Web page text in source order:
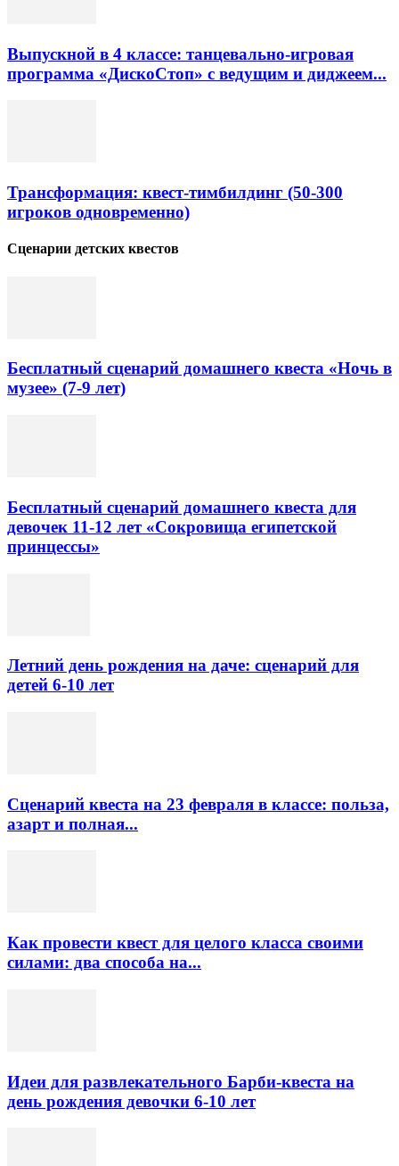
Выпускной в 4 классе: танцевально-игровая
программа «ДискоСтоп» с ведущим и диджеем...
Трансформация: квест-тимбилдинг (50-300
игроков одновременно)
Сценарии детских квестов
Бесплатный сценарий домашнего квеста «Ночь в
музее» (7-9 лет)
Бесплатный сценарий домашнего квеста для
девочек 11-12 лет «Сокровища египетской
принцессы»
Летний день рождения на даче: сценарий для
детей 6-10 лет
Сценарий квеста на 23 февраля в классе: польза,
азарт и полная...
Как провести квест для целого класса своими
силами: два способа на...
Идеи для развлекательного Барби-квеста на
день рождения девочки 6-10 лет